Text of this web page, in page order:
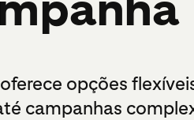
opções
campanhas